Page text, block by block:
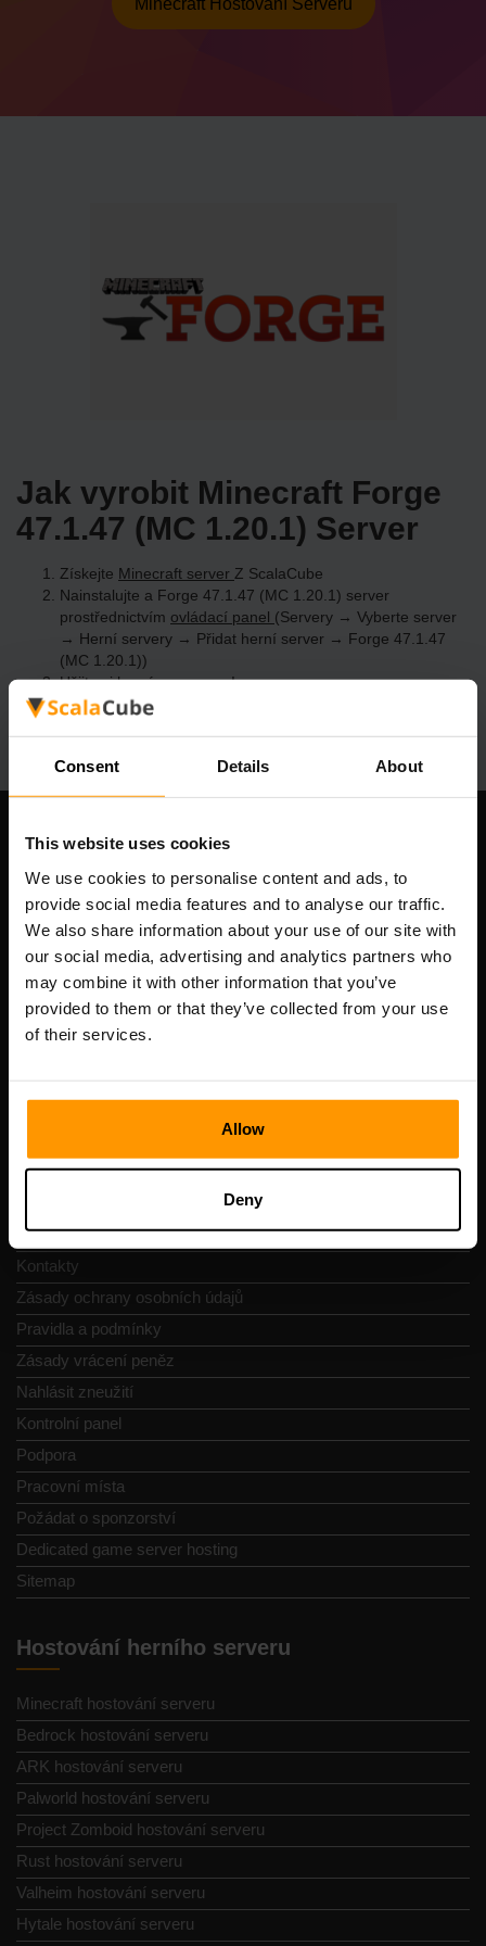
Consent Details About
This website uses cookies
We use cookies to personalise content and ads, to
provide social media features and to analyse our traffic.
We also share information about your use of our site with
our social media, advertising and analytics partners who
may combine it with other information that you’ve
provided to them or that they’ve collected from your use
of their services.
Allow
Deny
Minecraft Hostování Serveru
Jak vyrobit Minecraft Forge
47.1.47 (MC 1.20.1) Server
Získejte Minecraft server Z ScalaCube
Nainstalujte a Forge 47.1.47 (MC 1.20.1) server
prostřednictvím ovládací panel (Servery → Vyberte server
→ Herní servery → Přidat herní server → Forge 47.1.47
(MC 1.20.1))
Užijte si hraní na serveru!
Naše společnost
Scalable Hosting Solutions OÜ
DIČ: EE102133820
Adresa: Harju maakond, Tallinn, Kesklinna linnaosa,
Vesivärava tn 50-201, 10152
Navigace
Recenze
Kontakty
Zásady ochrany osobních údajů
Pravidla a podmínky
Zásady vrácení peněz
Nahlásit zneužití
Kontrolní panel
Podpora
Pracovní místa
Požádat o sponzorství
Dedicated game server hosting
Sitemap
Hostování herního serveru
Minecraft hostování serveru
Bedrock hostování serveru
ARK hostování serveru
Palworld hostování serveru
Project Zomboid hostování serveru
Rust hostování serveru
Valheim hostování serveru
Hytale hostování serveru